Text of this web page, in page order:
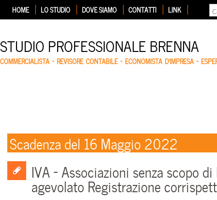
HOME LO STUDIO DOVE SIAMO CONTATTI LINK
STUDIO PROFESSIONALE BRENNA
COMMERCIALISTA – REVISORE CONTABILE – ECONOMISTA D'IMPRESA –
Scadenza del 16 Maggio 2022
IVA – Associazioni senza scopo
agevolato Registrazione